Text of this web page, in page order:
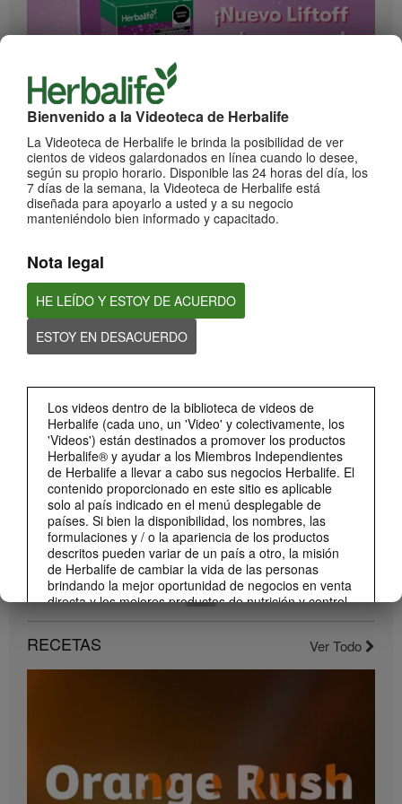
Bienvenido a la Videoteca de Herbalife
La Videoteca de Herbalife le brinda la posibilidad de ver
cientos de videos galardonados en línea cuando lo desee,
según su propio horario. Disponible las 24 horas del día, los
7 días de la semana, la Videoteca de Herbalife está
diseñada para apoyarlo a usted y a su negocio
manteniéndolo bien informado y capacitado.
Nota legal
HE LEÍDO Y ESTOY DE ACUERDO
ESTOY EN DESACUERDO
Los videos dentro de la biblioteca de videos de
Herbalife (cada uno, un 'Video' y colectivamente, los
'Videos') están destinados a promover los productos
Herbalife® y ayudar a los Miembros Independientes
de Herbalife a llevar a cabo sus negocios Herbalife. El
contenido proporcionado en este sitio es aplicable
solo al país indicado en el menú desplegable de
países. Si bien la disponibilidad, los nombres, las
formulaciones y / o la apariencia de los productos
descritos pueden variar de un país a otro, la misión
de Herbalife de cambiar la vida de las personas
brindando la mejor oportunidad de negocios en venta
directa y los mejores productos de nutrición y control
de peso son aplicable en todas partes.
Los Videos pueden incluir volúmenes de ventas o
Independientes de Herbalife que se encuentran en
financiero promedio más recientes aplicables a la
Región en la que realiza su negocio, consulte
¡Impulsa cada momento! Nuevo Liftoff sabor Moras
Conoce el nuevo sabor mora de esta bebida efervescente que le dará impulso a
cada momento
¡Dale un impulso a tu día con los nuevos sabores de Liftoff!
Conoce los nuevos sabores de Liftoff: naranja y frutas tropicales.
Compártelo con todos tus clientes y conocidos.
RECETAS Ver Todo